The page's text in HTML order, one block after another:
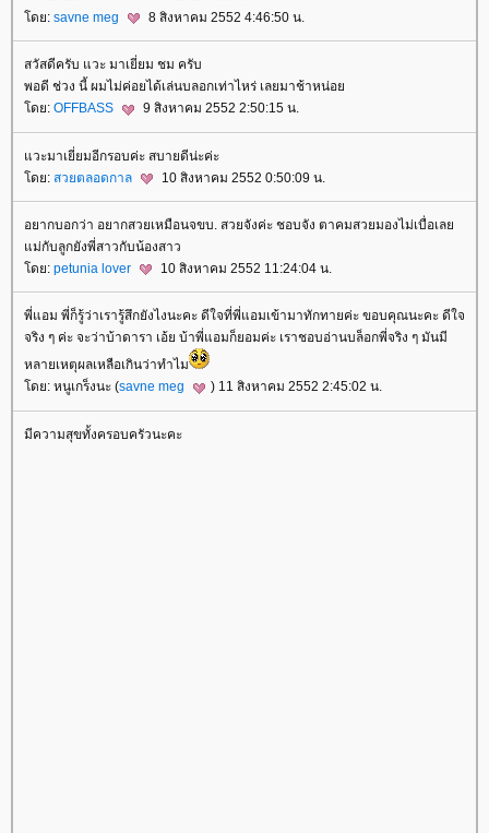
ดย: savne meg 8 สิงหาคม 2552 4:46:50 น.
สวัสดีครับ แวะ มาเยี่ยม ชม ครับ
พอดี ช่วง นี้ ผมไม่ค่อยได้เล่นบลอกเท่าไหร่ เลยมาช้าหน่อ
ดย: OFFBASS 9 สิงหาคม 2552 2:50:15 น.
วะมาเยี่ยมอีกรอบค่ะ สบายดีน่ะค่ะ
ดย: สวยตลอดกาล 10 สิงหาคม 2552 0:50:09 น.
อยากบอกว่า อยากสวยเหมือนจขบ. สวยจังค่ะ ชอบจัง ตาคมสวยมองไม่เบื่อเล
ม่กับลูกยังพี่สาวกับน้องสาว
ดย: petunia lover 10 สิงหาคม 2552 11:24:04 น.
พี่แอม พี่ก็รู้ว่าเรารู้สึกยังไงนะคะ ดีใจที่พี่แอมเข้ามาทักทายค่ะ ขอบคุณนะคะ ดีใจ
จริง ๆ ค่ะ จะว่าบ้าดารา เอ้ย บ้าพี่แอมก็ยอมค่ะ เราชอบอ่านบล็อกพี่จริง ๆ มันมี
หลายเหตุผลเหลือเกินว่าทำไม
ดย: หนูเกร็งนะ (savne meg ) 11 สิงหาคม 2552 2:45:02 น.
มีความสุขทั้งครอบครัวนะคะ